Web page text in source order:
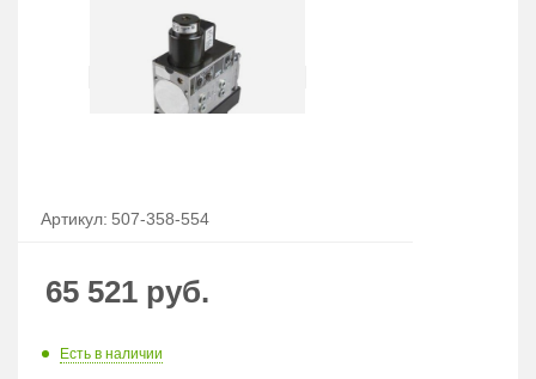
Артикул: 507-358-554
65 521 руб.
Есть в наличии